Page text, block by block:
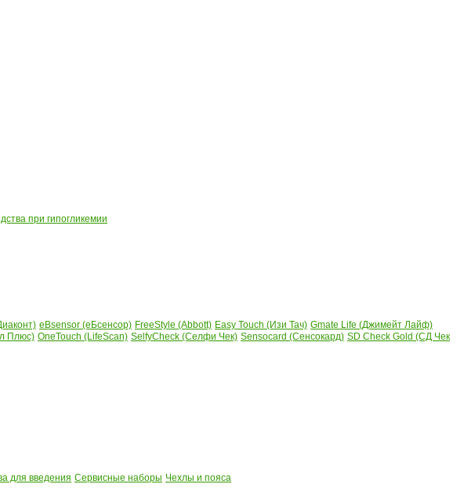
при гипогликемии
eBsensor (еБсенсор) FreeStyle (Abbott) Easy Touch (Изи Тач) Gmate Life (Джимейт Лайф)
Плюс) OneTouch (LifeScan) SelfyCheck (Селфи Чек) Sensocard (Сенсокард) SD Check Gold (СД Чек
для введения Сервисные наборы Чехлы и пояса